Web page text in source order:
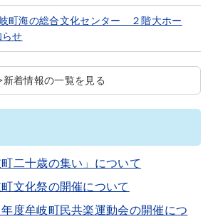
町海の総合文化センター ２階大ホー
せ
新着情報の一覧を見る
町二十歳の集い」について
文化祭の開催について
年度牟岐町民共楽運動会の開催につ